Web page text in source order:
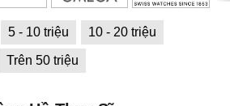
5 - 10 triệu 10 - 20 triệu
Trên 50 triệu